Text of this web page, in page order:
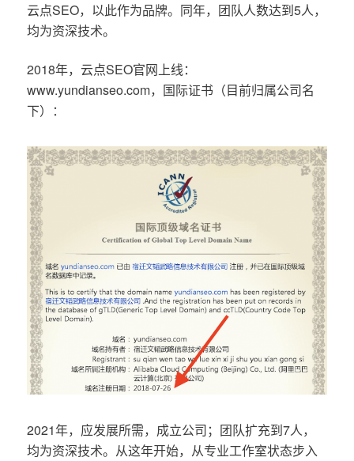
云点SEO，以此作为品牌。同年，团队人数达到5人，
均为资深技术。
2018年，云点SEO官网上线：
www.yundianseo.com，国际证书（目前归属公司名
下）：
2021年，应发展所需，成立公司；团队扩充到7人，
均为资深技术。从这年开始，从专业工作室状态步入